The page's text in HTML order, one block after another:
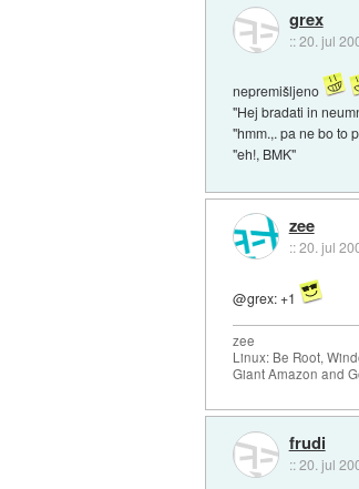
grex
::20. jul
nepremišljeno
"Hej bradati in
"hmm.,. pa ne bo to
"eh!, BMK"
zee
::20. jul
@grex: +1
zee
Linux: Be Root,
Giant Amazon and
frudi
::20. jul